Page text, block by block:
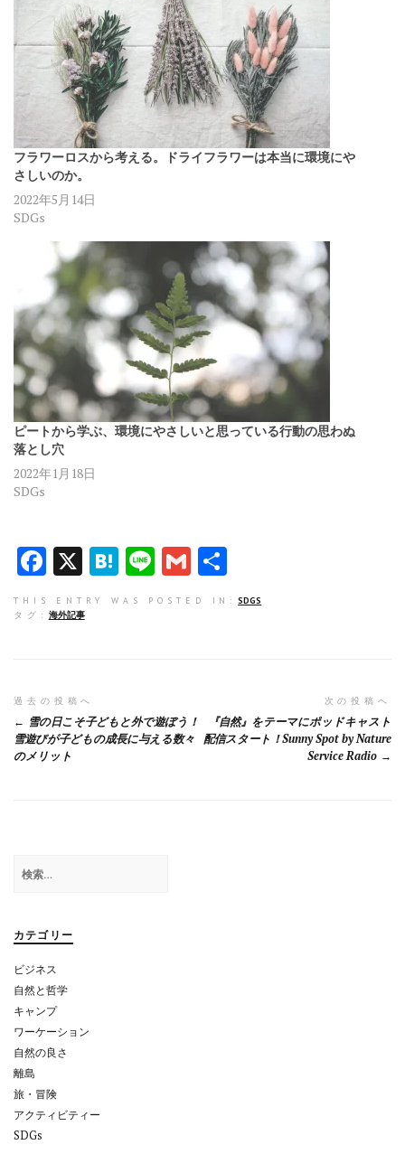
フラワーロスから考える。ドライフラワーは本当に環境にや
さしいのか。
2022年5月14日
SDGs
ピートから学ぶ、環境にやさしいと思っている行動の思わぬ
落とし穴
2022年1月18日
SDGs
F
a
ce
o
k
X H
at
Li
n
G
m 有
THIS ENTRY WAS POSTED IN: SDGS
タグ: 海外記事
投
稿
ナ
ー
シ
ン
過去の投稿へ
雪の日こそ子どもと外で遊ぼう！
雪遊びが子どもの成長に与える数々
のメリット
次の投稿へ
『自然』をテーマにポッドキャスト
配信スタート！Sunny Spot by Nature
Service Radio
索:
カテゴリー
ビジネス
自然と哲学
キャンプ
ワーケーション
自然の良さ
離島
旅・冒険
アクティビティー
SDGs